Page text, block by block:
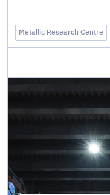
Metallic Research Centre